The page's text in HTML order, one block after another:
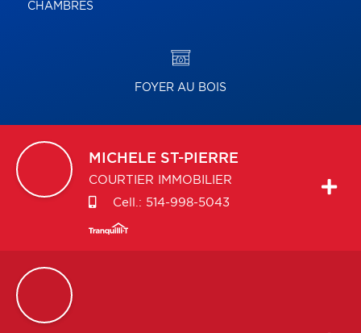
CHAMBRES
FOYER AU BOIS
MICHELE ST-PIERRE
COURTIER IMMOBILIER
Cell.: 514-998-5043